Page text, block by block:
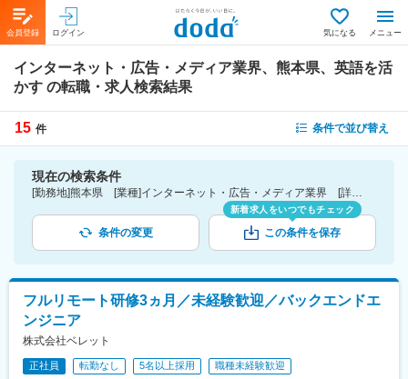
会員登録 ログイン 気になる メニュー
インターネット・広告・メディア業界、熊本県、英語を活
かす の転職・求人検索結果
15 件 条件で並び替え
現在の検索条件
[勤務地]熊本県 [業種]インターネット・広告・メディア業界 [詳細条件](語学)英語を活かす
条件の変更
新着求人をいつでもチェック
この条件を保存
フルリモート研修3ヵ月／未経験歓迎／バックエンドエ
ンジニア
株式会社ベレット
正社員 転勤なし 5名以上採用
職種未経験歓迎